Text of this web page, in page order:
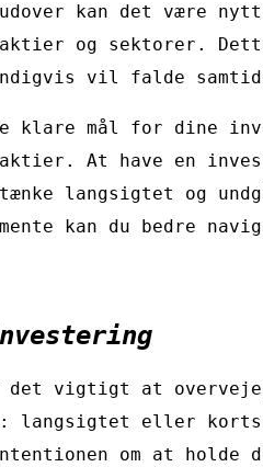
kan det være
og sektorer. Dette
vil falde
klare mål for dine
At have en
langsigtet og
kan du bedre
det vigtigt at
langsigtet eller
om at holde